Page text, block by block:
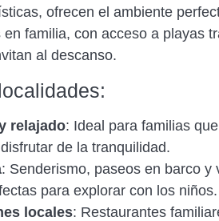
ofrecen el ambiente
familia, con acceso a playas
al descanso.
relajado: Ideal para familias
de la tranquilidad.
: Senderismo, paseos en barco y
para explorar con los niños.
locales: Restaurantes